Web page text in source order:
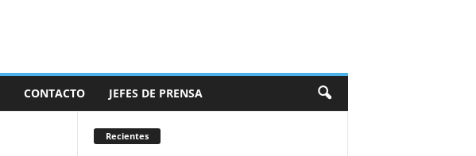
CONTACTO JEFES DE PRENSA
Recientes